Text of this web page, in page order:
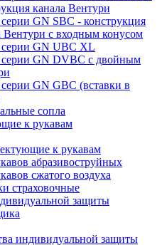
канала Вентури
GN SBC - конструкция
Вентури c входным конусом
GN UBC XL
GN DVBC с двойным
GN GBC (вставки в
сопла
к рукавам
к рукавам
абразивоструйных
сжатого воздуха
страховочные
защиты
индивидуальной защиты